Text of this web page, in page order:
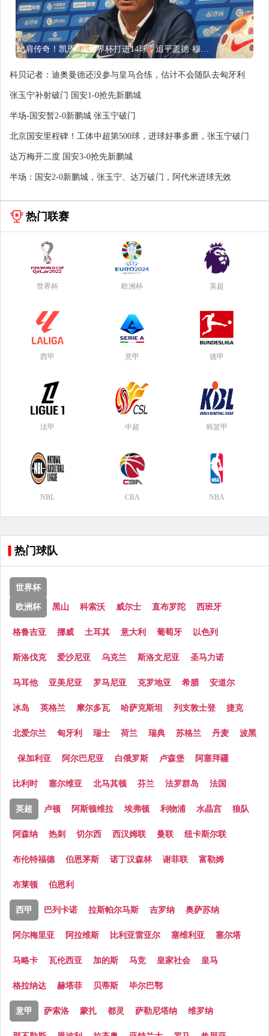
比肩传奇！凯恩3届世界杯打进14球，追平盖德·穆勒并排前史第5
科贝记者：迪奥曼德还没参与皇马合练，估计不会随队去匈牙利
张玉宁补射破门 国安1-0抢先新鹏城
半场-国安暂2-0新鹏城 张玉宁破门
北京国安里程碑！工体中超第500球，进球好事多磨，张玉宁破门
达万梅开二度 国安3-0抢先新鹏城
半场：国安2-0新鹏城，张玉宁、达万破门，阿代米进球无效
热门联赛
世界杯 欧洲杯 英超
西甲 意甲 德甲
法甲 中超 韩篮甲
NBL CBA NBA
热门球队
世界杯
欧洲杯 黑山 科索沃 威尔士 直布罗陀 西班牙
格鲁吉亚 挪威 土耳其 意大利 葡萄牙 以色列
斯洛伐克 爱沙尼亚 乌克兰 斯洛文尼亚 圣马力诺
马耳他 亚美尼亚 罗马尼亚 克罗地亚 希腊 安道尔
冰岛 英格兰 摩尔多瓦 哈萨克斯坦 列支敦士登 捷克
北爱尔兰 匈牙利 瑞士 荷兰 瑞典 苏格兰 丹麦 波黑
保加利亚 阿尔巴尼亚 白俄罗斯 卢森堡 阿塞拜疆
比利时 塞尔维亚 北马其顿 芬兰 法罗群岛 法国
英超 卢顿 阿斯顿维拉 埃弗顿 利物浦 水晶宫 狼队
阿森纳 热刺 切尔西 西汉姆联 曼联 纽卡斯尔联
布伦特福德 伯恩茅斯 诺丁汉森林 谢菲联 富勒姆
布莱顿 伯恩利
西甲 巴列卡诺 拉斯帕尔马斯 吉罗纳 奥萨苏纳
阿尔梅里亚 阿拉维斯 比利亚雷亚尔 塞维利亚 塞尔塔
马略卡 瓦伦西亚 加的斯 马竞 皇家社会 皇马
格拉纳达 赫塔菲 贝蒂斯 毕尔巴鄂
意甲 萨索洛 蒙扎 都灵 萨勒尼塔纳 维罗纳